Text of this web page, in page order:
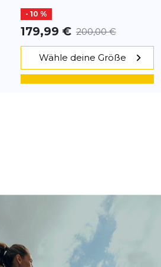
- 10 %
179,99 € 200,00 €
Wähle deine Größe
IN DEN WARENKORB
Wähle deine Größe
IN DEN WARENKORB